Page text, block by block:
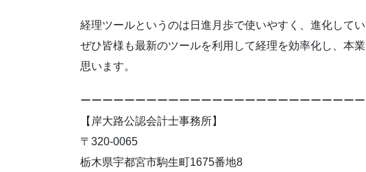
経理ツールというのは日進月歩で使いやすく、進化してい
ぜひ皆様も最新のツールを利用して経理を効率化し、本
思います。
ーーーーーーーーーーーーーーーーーーーーーーーーー
【岸大路公認会計士事務所】
〒320-0065
栃木県宇都宮市駒生町1675番地8